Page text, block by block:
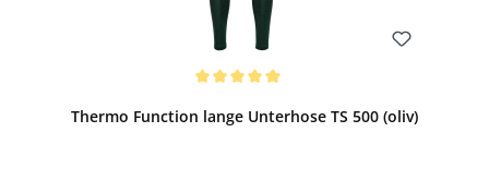
Thermo Function lange Unterhose TS 500 (oliv)